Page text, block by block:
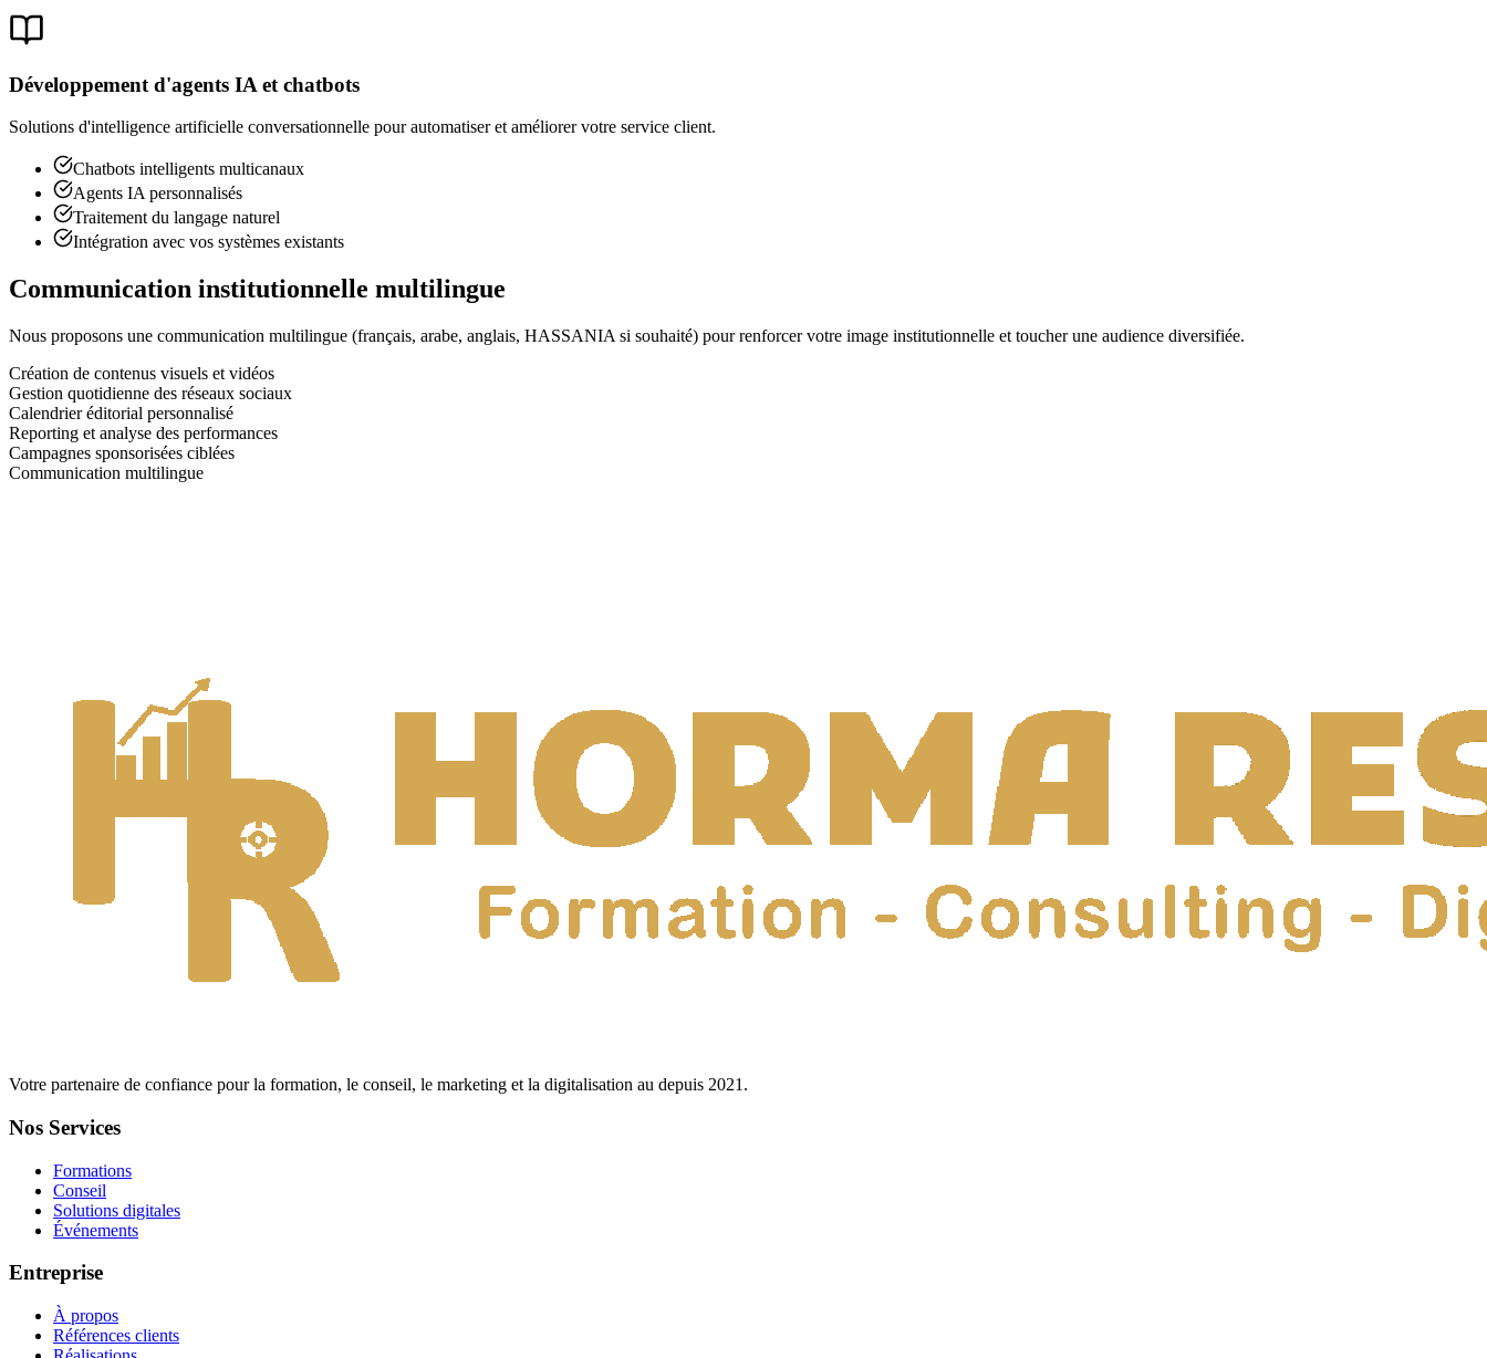
Développement d'agents IA et chatbots
Solutions d'intelligence artificielle conversationnelle pour automatiser et améliorer votre service client.
Chatbots intelligents multicanaux
Agents IA personnalisés
Traitement du langage naturel
Intégration avec vos systèmes existants
Communication institutionnelle multilingue
Nous proposons une communication multilingue (français, arabe, anglais, HASSANIA si souhaité) pour renforcer votre image institutionnelle et toucher une audience diversifiée.
Création de contenus visuels et vidéos
Gestion quotidienne des réseaux sociaux
Calendrier éditorial personnalisé
Reporting et analyse des performances
Campagnes sponsorisées ciblées
Communication multilingue
Votre partenaire de confiance pour la formation, le conseil, le marketing et la digitalisation au depuis 2021 .
Nos Services
Formations
Conseil
Solutions digitales
Événements
Entreprise
À propos
Références clients